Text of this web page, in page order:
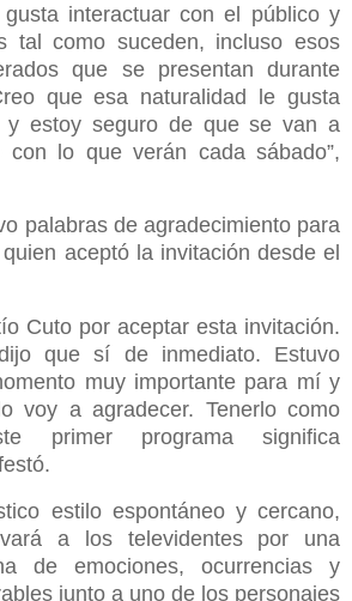
interactuar con el público y
tal como suceden, incluso esos
que se presentan durante
que esa naturalidad le gusta
y estoy seguro de que se van a
con lo que verán cada sábado”,
palabras de agradecimiento para
quien aceptó la invitación desde el
Cuto por aceptar esta invitación.
que sí de inmediato. Estuvo
muy importante para mí y
voy a agradecer. Tenerlo como
primer programa significa
estilo espontáneo y cercano,
a los televidentes por una
de emociones, ocurrencias y
junto a uno de los personajes